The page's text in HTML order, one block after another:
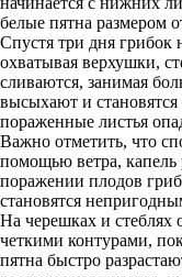
белые пятна размером
Спустя три дня грибок
охватывая верхушки,
сливаются, занимая
высыхают и становятся
пораженные листья
Важно отметить, что
помощью ветра,
поражении плодов
становятся
На черешках и стеблях
четкими контурами,
пятна быстро